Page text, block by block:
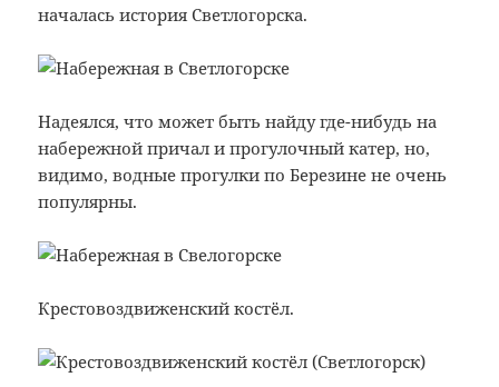
началась история Светлогорска.
Надеялся, что может быть найду где-нибудь на
набережной причал и прогулочный катер, но,
видимо, водные прогулки по Березине не очень
популярны.
Крестовоздвиженский костёл.